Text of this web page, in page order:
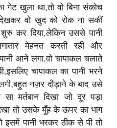
गेट खुला था,तो वो बिना संकोच
वो खुद को रोक ना सकीं
कर दिया,लेकिन उससे पानी
मेहनत करती रही और
आने लगा,वो चापाकल चलाते
चापाकल का पानी भरने
नज़र दौड़ाने के बाद उसे
सा मर्तबान दिखा जो दूर पड़ा
तो उसके मुँह के ऊपर का भाग
पानी भरकर ठीक से पी तो